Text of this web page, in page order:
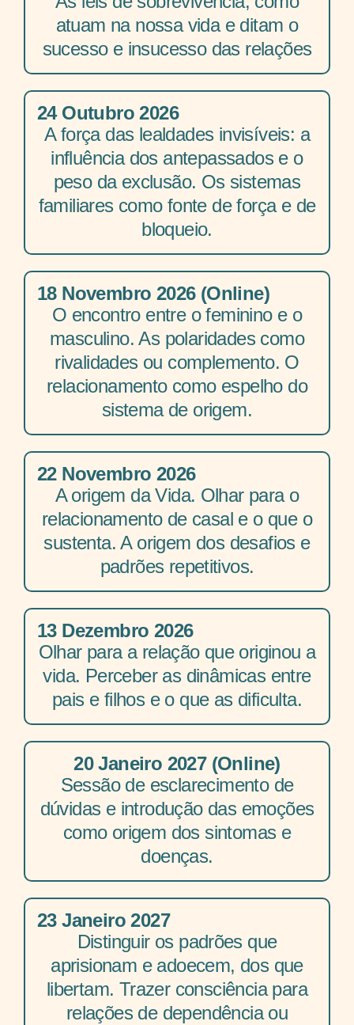
atuam na nossa vida e ditam o
sucesso e insucesso das relações
24 Outubro 2026
A força das lealdades invisíveis: a
influência dos antepassados e o
peso da exclusão. Os sistemas
familiares como fonte de força e de
bloqueio.
18 Novembro 2026 (Online)
O encontro entre o feminino e o
masculino. As polaridades como
rivalidades ou complemento. O
relacionamento como espelho do
sistema de origem.
22 Novembro 2026
A origem da Vida. Olhar para o
relacionamento de casal e o que o
sustenta. A origem dos desafios e
padrões repetitivos.
13 Dezembro 2026
Olhar para a relação que originou a
vida. Perceber as dinâmicas entre
pais e filhos e o que as dificulta.
20 Janeiro 2027 (Online)
Sessão de esclarecimento de
dúvidas e introdução das emoções
como origem dos sintomas e
doenças.
23 Janeiro 2027
Distinguir os padrões que
aprisionam e adoecem, dos que
libertam. Trazer consciência para
relações de dependência ou